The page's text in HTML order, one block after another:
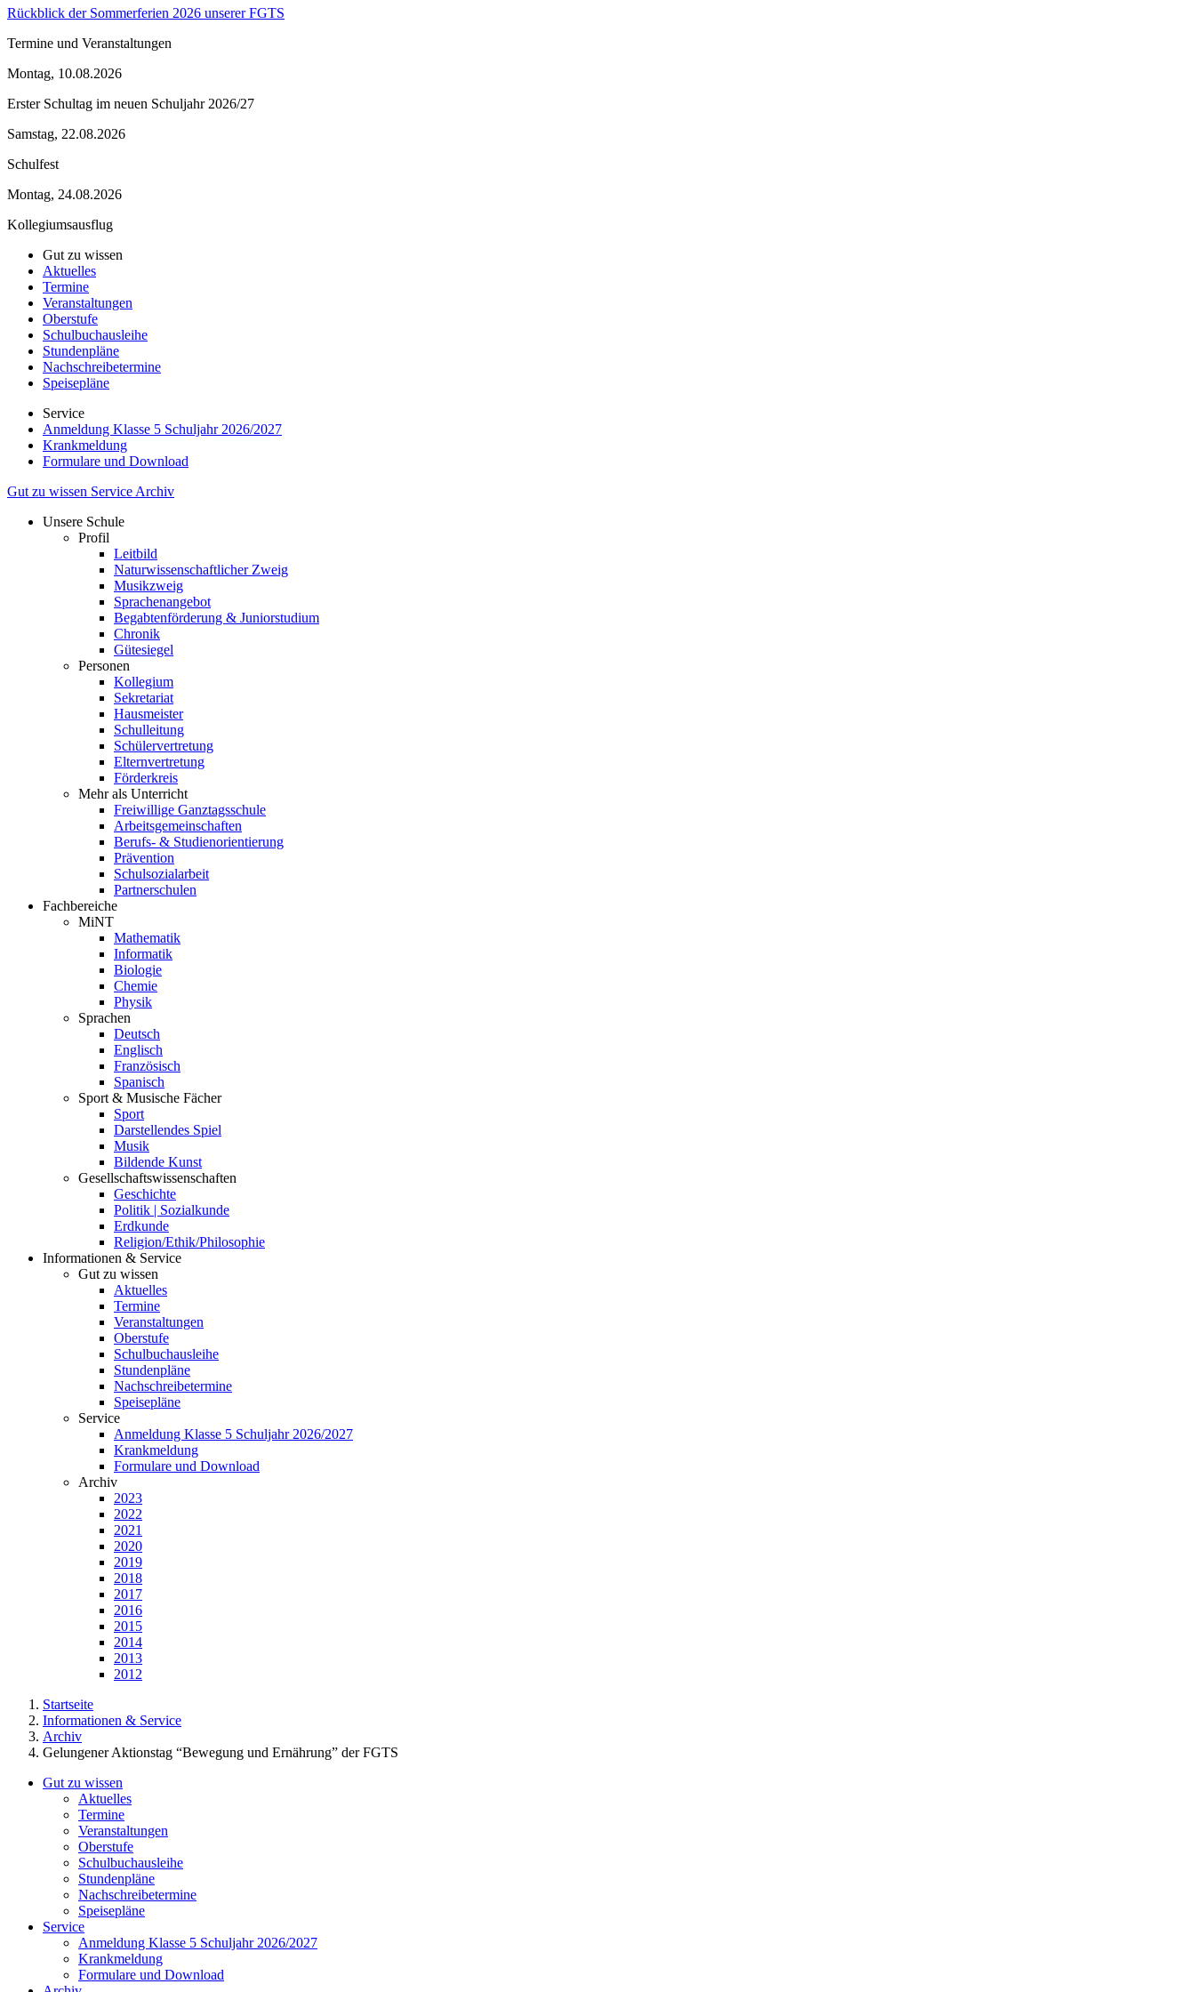
Rückblick der Sommerferien 2026 unserer FGTS
Termine und Veranstaltungen
Montag, 10.08.2026
Erster Schultag im neuen Schuljahr 2026/27
Samstag, 22.08.2026
Schulfest
Montag, 24.08.2026
Kollegiumsausflug
Gut zu wissen
Aktuelles
Termine
Veranstaltungen
Oberstufe
Schulbuchausleihe
Stundenpläne
Nachschreibetermine
Speisepläne
Service
Anmeldung Klasse 5 Schuljahr 2026/2027
Krankmeldung
Formulare und Download
Gut zu wissen Service Archiv
Unsere Schule
Profil
Leitbild
Naturwissenschaftlicher Zweig
Musikzweig
Sprachenangebot
Begabtenförderung & Juniorstudium
Chronik
Gütesiegel
Personen
Kollegium
Sekretariat
Hausmeister
Schulleitung
Schülervertretung
Elternvertretung
Förderkreis
Mehr als Unterricht
Freiwillige Ganztagsschule
Arbeitsgemeinschaften
Berufs- & Studienorientierung
Prävention
Schulsozialarbeit
Partnerschulen
Fachbereiche
MiNT
Mathematik
Informatik
Biologie
Chemie
Physik
Sprachen
Deutsch
Englisch
Französisch
Spanisch
Sport & Musische Fächer
Sport
Darstellendes Spiel
Musik
Bildende Kunst
Gesellschaftswissenschaften
Geschichte
Politik | Sozialkunde
Erdkunde
Religion/Ethik/Philosophie
Informationen & Service
Gut zu wissen
Aktuelles
Termine
Veranstaltungen
Oberstufe
Schulbuchausleihe
Stundenpläne
Nachschreibetermine
Speisepläne
Service
Anmeldung Klasse 5 Schuljahr 2026/2027
Krankmeldung
Formulare und Download
Archiv
2023
2022
2021
2020
2019
2018
2017
2016
2015
2014
2013
2012
Startseite
Informationen & Service
Archiv
Gelungener Aktionstag “Bewegung und Ernährung” der FGTS
Gut zu wissen
Aktuelles
Termine
Veranstaltungen
Oberstufe
Schulbuchausleihe
Stundenpläne
Nachschreibetermine
Speisepläne
Service
Anmeldung Klasse 5 Schuljahr 2026/2027
Krankmeldung
Formulare und Download